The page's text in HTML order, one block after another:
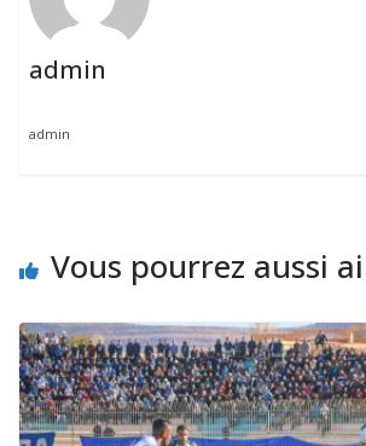
admin
admin
Vous pourrez aussi